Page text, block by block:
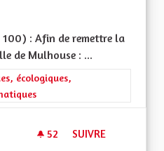
: Afin de remettre la
de Mulhouse : ...
: Les transitions
écologiques,
52 52 ABONNÉS
SUIVRE